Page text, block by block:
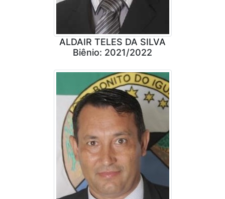
ALDAIR TELES DA SILVA
Biênio: 2021/2022